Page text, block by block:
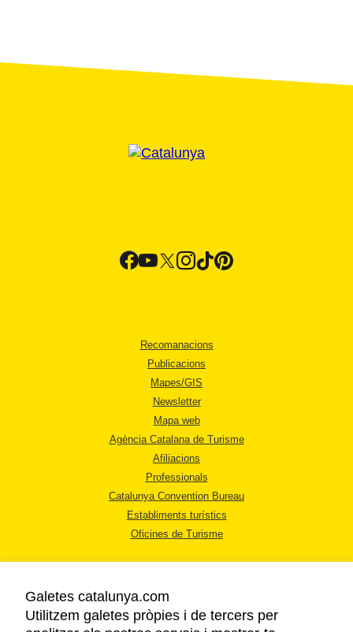
Recomanacions
Publicacions
Mapes/GIS
Newsletter
Mapa web
Agència Catalana de Turisme
Afiliacions
Professionals
Catalunya Convention Bureau
Establiments turístics
Oficines de Turisme
Galetes catalunya.com
Utilitzem galetes pròpies i de tercers per